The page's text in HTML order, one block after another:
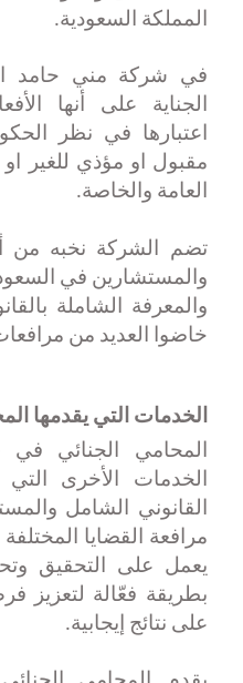
المملكة السعودية.
في شركة مني حامد
الجناية على أنها
اعتبارها في نظر
مقبول او مؤذي للغير
العامة والخاصة.
تضم الشركة نخبه من
والمستشارين في
والمعرفة الشاملة
خاضوا العديد من مرافعات
الخدمات التي يقدمها
المحامي الجنائي
الخدمات الأخرى
القانوني الشامل
مرافعة القضايا
يعمل على التحقيق
بطريقة فعّالة لتعزيز
على نتائج إيجابية.